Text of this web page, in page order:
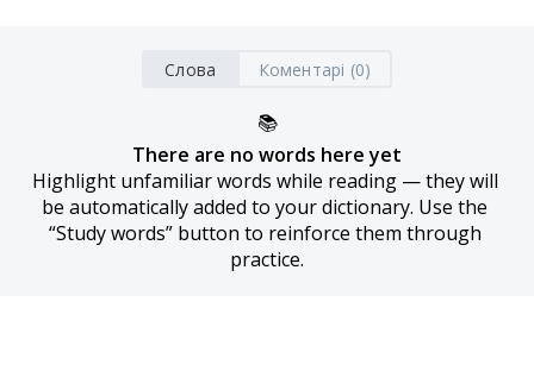
Слова Коментарі (0)
📚
There are no words here yet
Highlight unfamiliar words while reading — they will
be automatically added to your dictionary. Use the
“Study words” button to reinforce them through
practice.